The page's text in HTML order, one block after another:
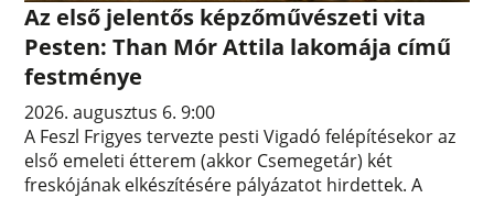
Az első jelentős képzőművészeti vita
Pesten: Than Mór Attila lakomája című
festménye
2026. augusztus 6. 9:00
A Feszl Frigyes tervezte pesti Vigadó felépítésekor az
első emeleti étterem (akkor Csemegetár) két
freskójának elkészítésére pályázatot hirdettek. A